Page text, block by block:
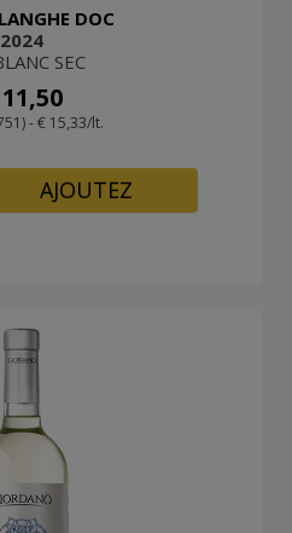
DOC
2024
SEC
- € 15,33/lt.
AJOUTEZ